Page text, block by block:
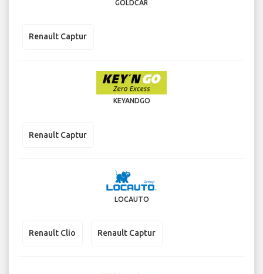
GOLDCAR
Renault Captur
KEYANDGO
Renault Captur
LOCAUTO
Renault Clio Renault Captur